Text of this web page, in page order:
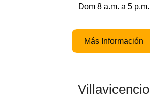
Dom 8 a.m. a 5 p.m.
Más Información
Villavicencio